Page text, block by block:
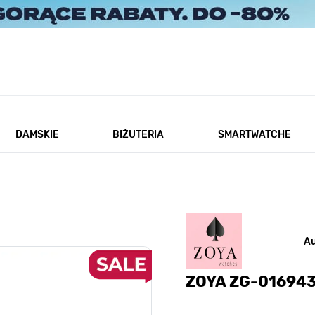
DAMSKIE
BIŻUTERIA
SMARTWATCHE
ZOYA ZG-